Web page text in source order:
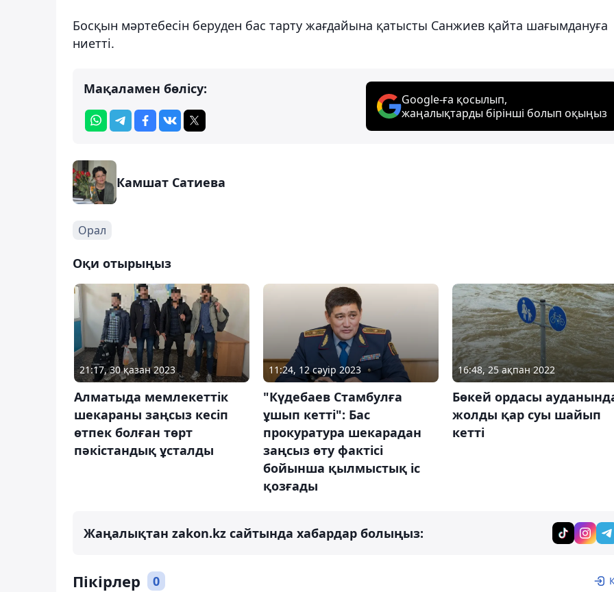
Босқын мәртебесін беруден бас тарту жағдайына қатысты Санжиев қайта шағымдануға
ниетті.
Мақаламен бөлісу:
Google-ға қосылып,
жаңалықтарды бірінші болып оқыңыз
Камшат Сатиева
Орал
Оқи отырыңыз
21:17, 30 қазан 2023
Алматыда мемлекеттік
шекараны заңсыз кесіп
өтпек болған төрт
пәкістандық ұсталды
11:24, 12 сәуір 2023
"Күдебаев Стамбулға
ұшып кетті": Бас
прокуратура шекарадан
заңсыз өту фактісі
бойынша қылмыстық іс
қозғады
16:48, 25 ақпан 2022
Бөкей ордасы
жолды қар суы шайып
кетті
Жаңалықтан zakon.kz сайтында хабардар болыңыз:
Пікірлер 0